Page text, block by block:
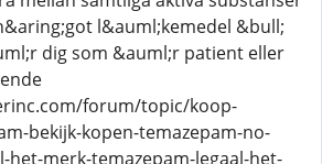
l&auml;kemedel &bull;
dig som &auml;r patient eller
forum/topic/koop-
bekijk-kopen-temazepam-no-
merk-temazepam-legaal-het-